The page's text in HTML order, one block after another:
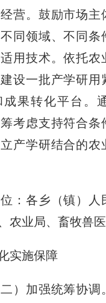
营。鼓励市场主
同领域、不同条
用技术。依托农
设一批产学研用
果转化平台。
考虑支持符合条
产学研结合的农
各乡（镇）人
农业局、畜牧兽
施保障
加强统筹协调